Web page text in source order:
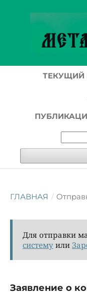
ТЕКУЩИЙ
ГЛАВНАЯ /
Для отправки
систему или
Заявление о